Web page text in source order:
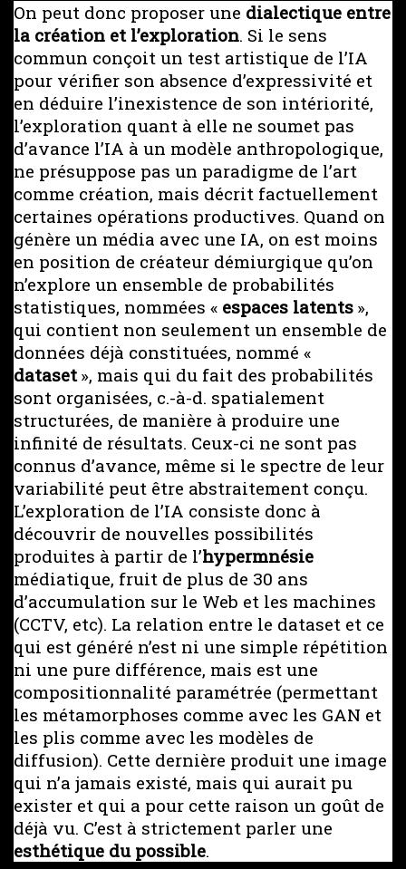
On peut donc proposer une dialectique entre
la création et l’exploration. Si le sens
commun conçoit un test artistique de l’IA
pour vérifier son absence d’expressivité et
en déduire l’inexistence de son intériorité,
l’exploration quant à elle ne soumet pas
d’avance l’IA à un modèle anthropologique,
ne présuppose pas un paradigme de l’art
comme création, mais décrit factuellement
certaines opérations productives. Quand on
génère un média avec une IA, on est moins
en position de créateur démiurgique qu’on
n’explore un ensemble de probabilités
statistiques, nommées « espaces latents »,
qui contient non seulement un ensemble de
données déjà constituées, nommé «
dataset», mais qui du fait des probabilités
sont organisées, c.-à-d. spatialement
structurées, de manière à produire une
infinité de résultats. Ceux-ci ne sont pas
connus d’avance, même si le spectre de leur
variabilité peut être abstraitement conçu.
L’exploration de l’IA consiste donc à
découvrir de nouvelles possibilités
produites à partir de l’hypermnésie
médiatique, fruit de plus de 30 ans
d’accumulation sur le Web et les machines
(CCTV, etc). La relation entre le dataset et ce
qui est généré n’est ni une simple répétition
ni une pure différence, mais est une
compositionnalité paramétrée (permettant
les métamorphoses comme avec les GAN et
les plis comme avec les modèles de
diffusion). Cette dernière produit une image
qui n’a jamais existé, mais qui aurait pu
exister et qui a pour cette raison un goût de
déjà vu. C’est à strictement parler une
esthétique du possible.